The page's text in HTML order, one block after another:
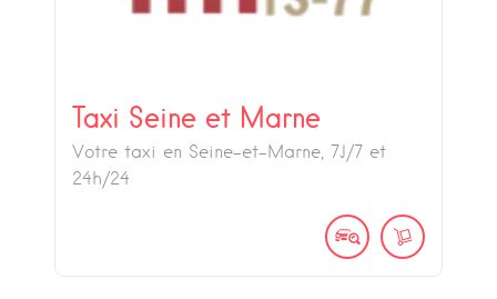
Taxi Seine et Marne
Votre taxi en Seine-et-Marne, 7J/7 et
24h/24